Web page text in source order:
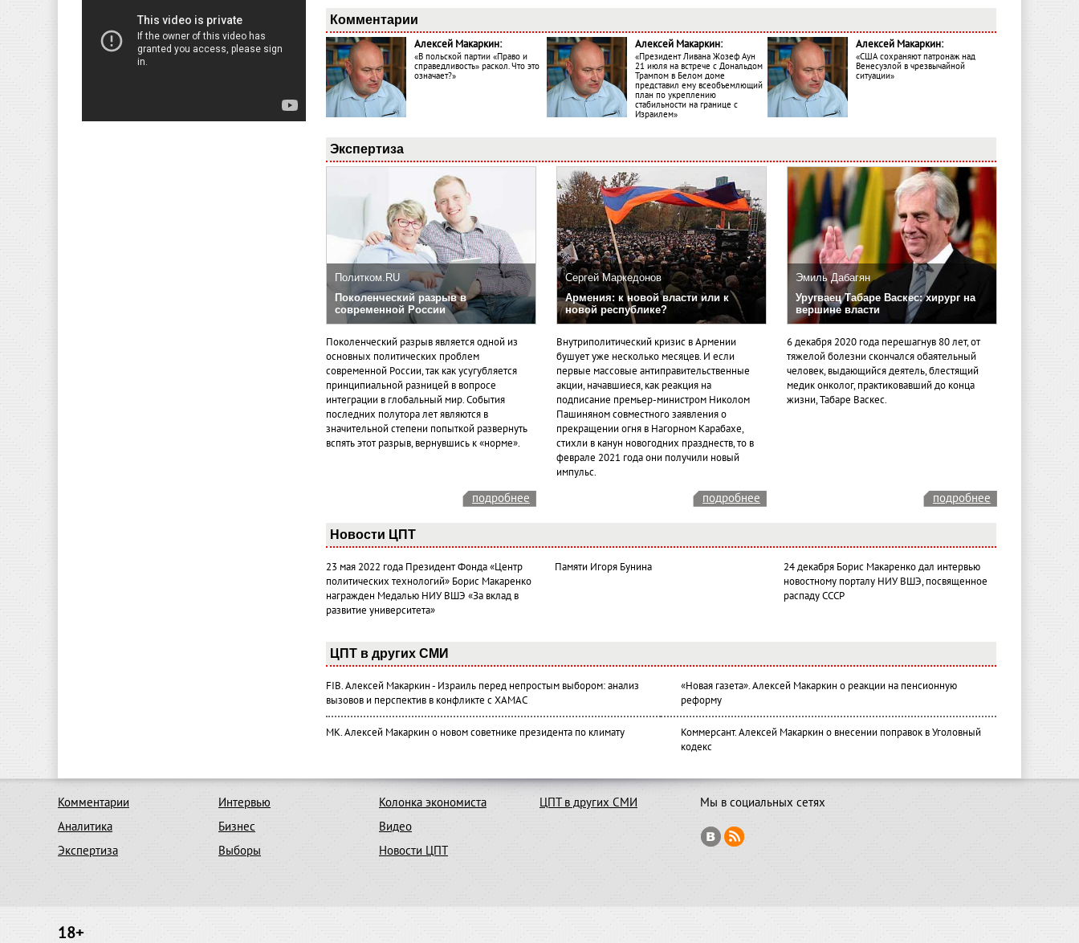
Комментарии
Алексей Макаркин:
«В польской партии «Право и
справедливость» раскол. Что это
означает?»
Алексей Макаркин:
«Президент Ливана Жозеф Аун
21 июля на встрече с Дональдом
Трампом в Белом доме
представил ему всеобъемлющий
план по укреплению
стабильности на границе с
Израилем»
Алексей Макаркин:
«США сохраняют патронаж над
Венесуэлой в чрезвычайной
ситуации»
Экспертиза
Политком.RU
Поколенческий разрыв в
современной России
Поколенческий разрыв является одной из
основных политических проблем
современной России, так как усугубляется
принципиальной разницей в вопросе
интеграции в глобальный мир. События
последних полутора лет являются в
значительной степени попыткой развернуть
вспять этот разрыв, вернувшись к «норме».
Сергей Маркедонов
Армения: к новой власти или к
новой республике?
Внутриполитический кризис в Армении
бушует уже несколько месяцев. И если
первые массовые антиправительственные
акции, начавшиеся, как реакция на
подписание премьер-министром Николом
Пашиняном совместного заявления о
прекращении огня в Нагорном Карабахе,
стихли в канун новогодних празднеств, то в
феврале 2021 года они получили новый
импульс.
Эмиль Дабагян
Уругваец Табаре Васкес: хирург на
вершине власти
6 декабря 2020 года перешагнув 80 лет, от
тяжелой болезни скончался обаятельный
человек, выдающийся деятель, блестящий
медик онколог, практиковавший до конца
жизни, Табаре Васкес.
подробнее подробнее подробнее
Новости ЦПТ
23 мая 2022 года Президент Фонда «Центр
политических технологий» Борис Макаренко
награжден Медалью НИУ ВШЭ «За вклад в
развитие университета»
Памяти Игоря Бунина
24 декабря Борис Макаренко дал интервью
новостному порталу НИУ ВШЭ, посвященное
распаду СССР
ЦПТ в других СМИ
FIB. Алексей Макаркин - Израиль перед непростым выбором: анализ
вызовов и перспектив в конфликте с ХАМАС
«Новая газета». Алексей Макаркин о реакции на пенсионную
реформу
МК. Алексей Макаркин о новом советнике президента по климату
Коммерсант. Алексей Макаркин о внесении поправок в Уголовный
кодекс
Комментарии
Аналитика
Экспертиза
Интервью
Бизнес
Выборы
Колонка экономиста
Видео
Новости ЦПТ
ЦПТ в других СМИ Мы в социальных сетях
18+